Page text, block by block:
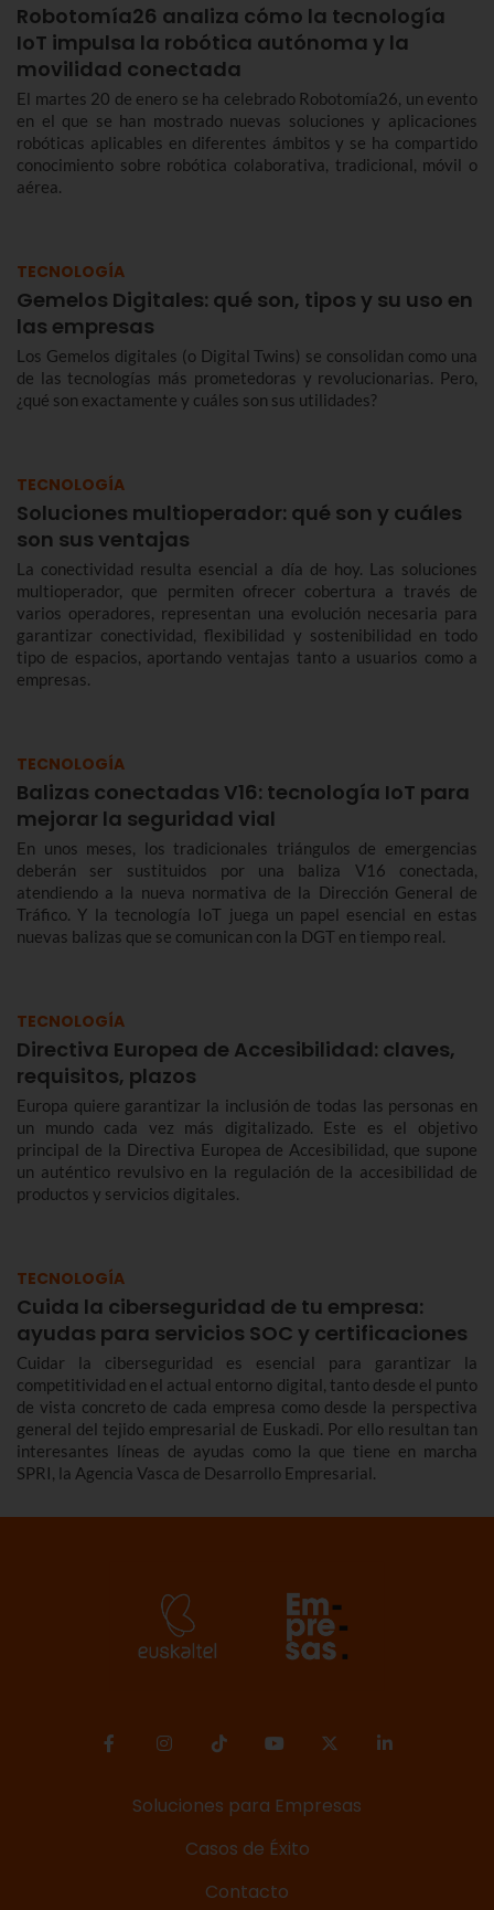
Robotomía26 analiza cómo la tecnología
IoT impulsa la robótica autónoma y la
movilidad conectada
El martes 20 de enero se ha celebrado Robotomía26, un evento
en el que se han mostrado nuevas soluciones y aplicaciones
robóticas aplicables en diferentes ámbitos y se ha compartido
conocimiento sobre robótica colaborativa, tradicional, móvil o
aérea.
TECNOLOGÍA
Gemelos Digitales: qué son, tipos y su uso en
las empresas
Los Gemelos digitales (o Digital Twins) se consolidan como una
de las tecnologías más prometedoras y revolucionarias. Pero,
¿qué son exactamente y cuáles son sus utilidades?
TECNOLOGÍA
Soluciones multioperador: qué son y cuáles
son sus ventajas
La conectividad resulta esencial a día de hoy. Las soluciones
multioperador, que permiten ofrecer cobertura a través de
varios operadores, representan una evolución necesaria para
garantizar conectividad, flexibilidad y sostenibilidad en todo
tipo de espacios, aportando ventajas tanto a usuarios como a
empresas.
TECNOLOGÍA
Balizas conectadas V16: tecnología IoT para
mejorar la seguridad vial
En unos meses, los tradicionales triángulos de emergencias
deberán ser sustituidos por una baliza V16 conectada,
atendiendo a la nueva normativa de la Dirección General de
Tráfico. Y la tecnología IoT juega un papel esencial en estas
nuevas balizas que se comunican con la DGT en tiempo real.
TECNOLOGÍA
Directiva Europea de Accesibilidad: claves,
requisitos, plazos
Europa quiere garantizar la inclusión de todas las personas en
un mundo cada vez más digitalizado. Este es el objetivo
principal de la Directiva Europea de Accesibilidad, que supone
un auténtico revulsivo en la regulación de la accesibilidad de
productos y servicios digitales.
TECNOLOGÍA
Cuida la ciberseguridad de tu empresa:
ayudas para servicios SOC y certificaciones
Cuidar la ciberseguridad es esencial para garantizar la
competitividad en el actual entorno digital, tanto desde el punto
de vista concreto de cada empresa como desde la perspectiva
general del tejido empresarial de Euskadi. Por ello resultan tan
interesantes líneas de ayudas como la que tiene en marcha
SPRI, la Agencia Vasca de Desarrollo Empresarial.
Soluciones para Empresas
Casos de Éxito
Contacto